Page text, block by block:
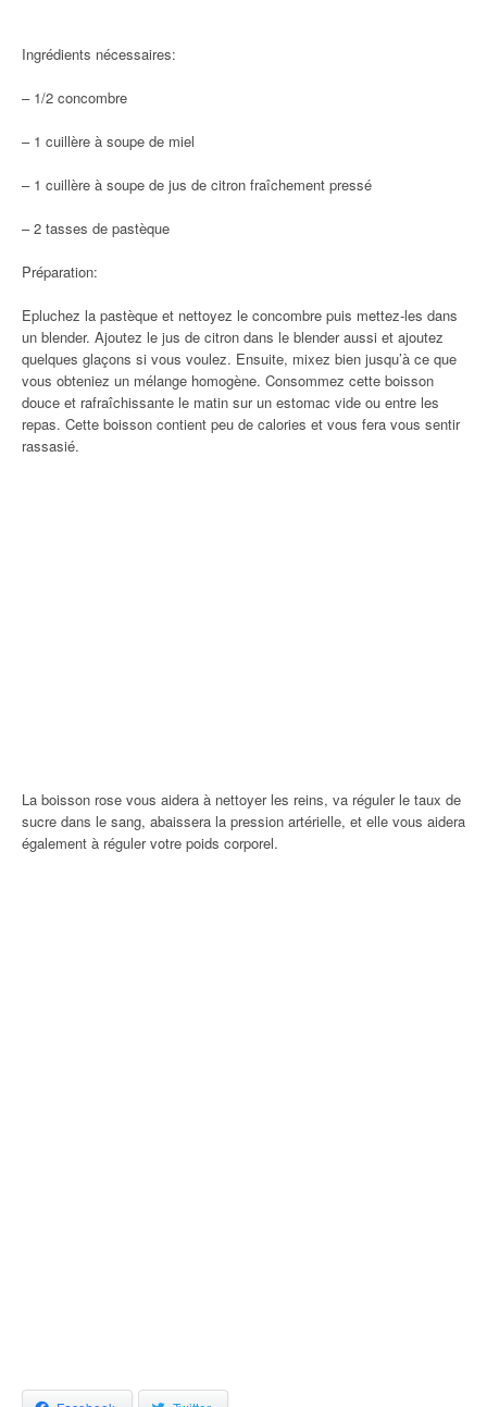
Ingrédients nécessaires:
– 1/2 concombre
– 1 cuillère à soupe de miel
– 1 cuillère à soupe de jus de citron fraîchement pressé
– 2 tasses de pastèque
Préparation:
Epluchez la pastèque et nettoyez le concombre puis mettez-les dans
un blender. Ajoutez le jus de citron dans le blender aussi et ajoutez
quelques glaçons si vous voulez. Ensuite, mixez bien jusqu’à ce que
vous obteniez un mélange homogène. Consommez cette boisson
douce et rafraîchissante le matin sur un estomac vide ou entre les
repas. Cette boisson contient peu de calories et vous fera vous sentir
rassasié.
La boisson rose vous aidera à nettoyer les reins, va réguler le taux de
sucre dans le sang, abaissera la pression artérielle, et elle vous aidera
également à réguler votre poids corporel.